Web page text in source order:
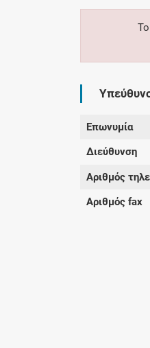
Επωνυμία
Διεύθυνση
Αριθμός
Αριθμός fax